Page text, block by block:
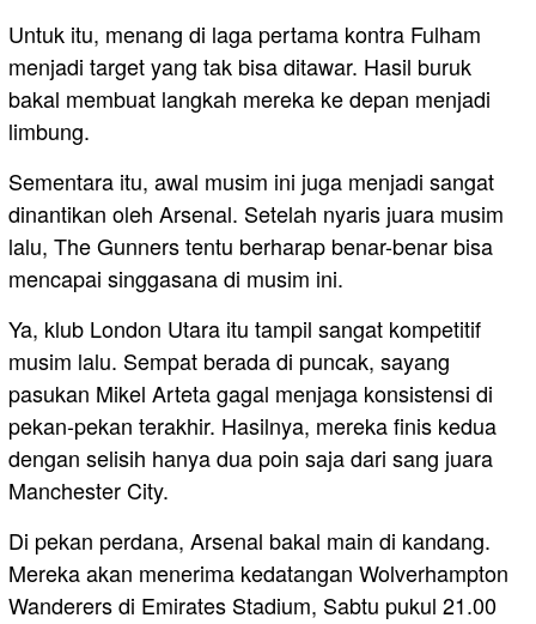
Untuk itu, menang di laga pertama kontra Fulham
menjadi target yang tak bisa ditawar. Hasil buruk
bakal membuat langkah mereka ke depan menjadi
limbung.
Sementara itu, awal musim ini juga menjadi sangat
dinantikan oleh Arsenal. Setelah nyaris juara musim
lalu, The Gunners tentu berharap benar-benar bisa
mencapai singgasana di musim ini.
Ya, klub London Utara itu tampil sangat kompetitif
musim lalu. Sempat berada di puncak, sayang
pasukan Mikel Arteta gagal menjaga konsistensi di
pekan-pekan terakhir. Hasilnya, mereka finis kedua
dengan selisih hanya dua poin saja dari sang juara
Manchester City.
Di pekan perdana, Arsenal bakal main di kandang.
Mereka akan menerima kedatangan Wolverhampton
Wanderers di Emirates Stadium, Sabtu pukul 21.00